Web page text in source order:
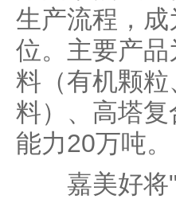
生产流程，
位。主要产
料（有机颗
料）、高塔
能力20万吨。
嘉美好将"